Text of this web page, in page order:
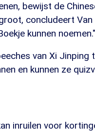
bewijst de
concludeert
kunnen noemen."
van Xi Jinping
en kunnen ze
inruilen voor